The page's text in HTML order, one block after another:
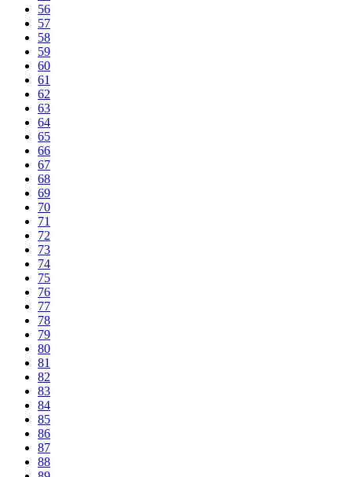
56
57
58
59
60
61
62
63
64
65
66
67
68
69
70
71
72
73
74
75
76
77
78
79
80
81
82
83
84
85
86
87
88